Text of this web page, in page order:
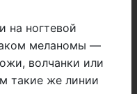
на ногтевой
меланомы —
волчанки или
такие же линии